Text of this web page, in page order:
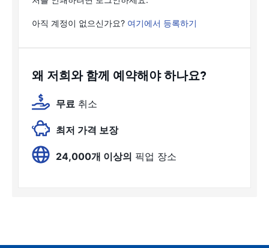
아직 계정이 없으신가요? 여기에서 등록하기
왜 저희와 함께 예약해야 하나요?
무료 취소
최저 가격 보장
24,000개 이상의 픽업 장소